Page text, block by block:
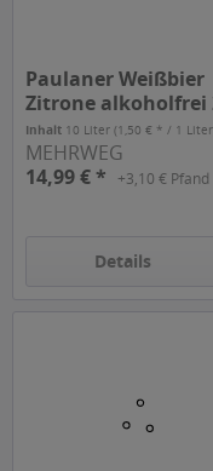
Paulaner Weißbier
Zitrone alkoholfrei
0,5l
Inhalt 10 Liter(1,50 € * / 1
MEHRWEG
14,99 € *
+3,10 € Pfand
Details